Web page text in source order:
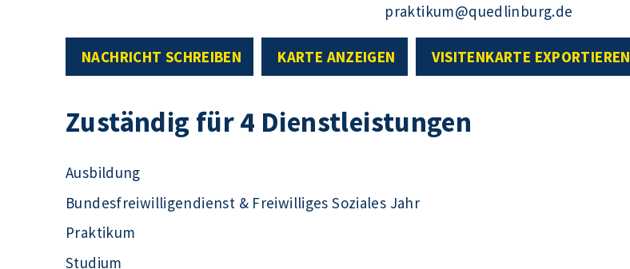
praktikum@quedlinburg.de
NACHRICHT SCHREIBEN KARTE ANZEIGEN VISITENKARTE EXPORTIEREN
Zuständig für 4 Dienstleistungen
Ausbildung
Bundesfreiwilligendienst & Freiwilliges Soziales Jahr
Praktikum
Studium